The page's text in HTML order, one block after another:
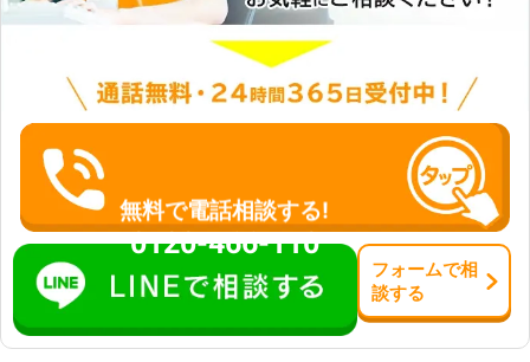
無料で電話相談する!
0120-466-110
フォームで相
談する